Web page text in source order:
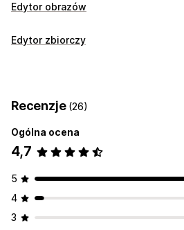
Edytor obrazów
Optymalizacja obrazów
Niestandardowe tła
Znaki wodne
Edycja zbiorcza
Alternatywny tekst
Edytor zbiorczy
Opisy Metapola
Działania
Usuwanie zbiorcze
Recenzje (26)
Ogólna ocena
4,7
5
4
3